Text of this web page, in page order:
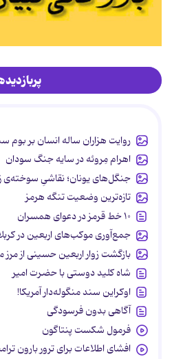
روایت هزاران ساله انسان بر
اهرام مِروئه در سایه جنگ سودان
جنگل‌های یونان؛ نقاشیِ سوخته‌ی
تازه‌ترین وضعیت تنگه هرمز
۱۰ خط قرمز در دعوای همسران
جمع‌آوری موکب‌های اربعین در
بازگشت زوار اربعین حسینی از مرز
شاه کلید دوستی با حضرت امیر
اوکراین سند منگوله‌دار آمریکا!
آگاهی بدون فرسودگی
فرمول شکست پنتاگون
افشای اطلاعات برای ترور بارون